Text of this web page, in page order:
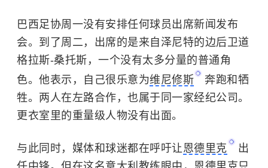
巴西足协周一没有安排任何球员出席新闻发布
会。到了周二，出席的是来自泽尼特的边后卫道
格拉斯-桑托斯，一个没有太多分量的普通角
色。他表示，自己很乐意为维尼修斯
奔跑和牺
牲。两人在左路合作，也属于同一家经纪公司。
更衣室里的重量级人物没有出面。
与此同时，媒体和球迷都在呼吁让 恩德里克
出